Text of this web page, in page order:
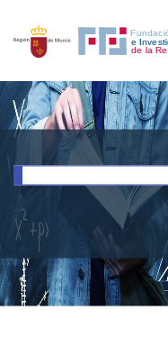
INICIO
INVESTIGACIÓN
RRHH